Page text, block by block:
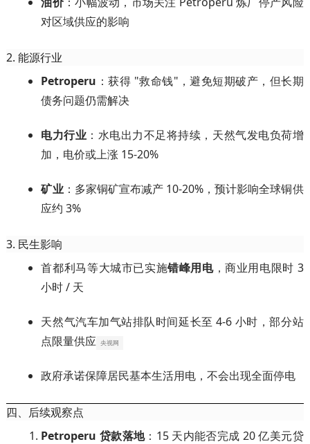
对区域供应的影响
2. 能源行业
Petroperu ：获得 "救命钱"，避免短期破产，但长期
债务问题仍需解决
电力行业 ：水电出力不足将持续，天然气发电负荷增
加，电价或上涨 15-20%
矿业：多家铜矿宣布减产 10-20%，预计影响全球铜供
应约 3%
3. 民生影响
首都利马等大城市已实施错峰用电，商业用电限时 3
小时 / 天
天然气汽车加气站排队时间延长至 4-6 小时，部分站
点限量供应 央视网
政府承诺保障居民基本生活用电，不会出现全面停电
四、后续观察点
Petroperu 贷款落地：15 天内能否完成 20 亿美元贷